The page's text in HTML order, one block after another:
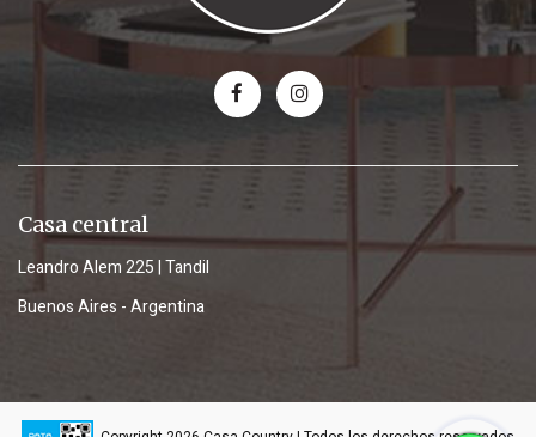
Casa central
Leandro Alem 225 | Tandil
Buenos Aires - Argentina